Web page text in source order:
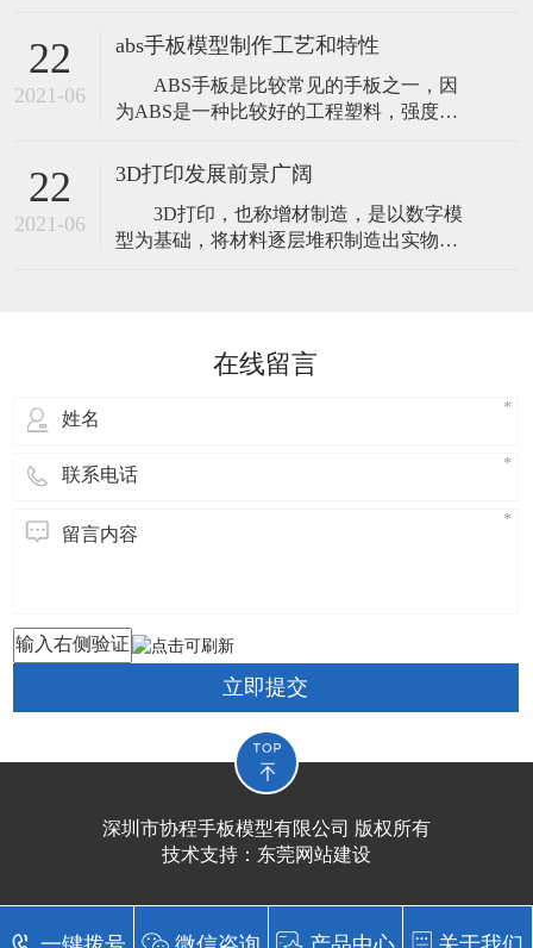
能度要求达到0.02mm公差时，加工设备以及
技术师傅等投入的人力物力成本相对也会
高许多； 2、零件结构（复杂程度以及
尺寸大小）：产品整体尺寸很大那么所用
22
2021-06
abs手板模型制作工艺和特性
ABS手板是比较常见的手板之一，因
为ABS是一种比较好的工程塑料，强度能
试功能，打磨上色，打磨ABS材质的话，
也是比较容易的，abs材料还具有抗冲击
性，具有耐腐蚀性，能耐得了低温的抵
抗，而且表面光滑程度也是保证得到，一
22
2021-06
3D打印发展前景广阔
3D打印，也称增材制造，是以数字模
型为基础，将材料逐层堆积制造出实物的
件，3D打印机已广泛应用于诸多领域。
在线留言
立即提交
深圳市协程手板模型有限公司 版权所有
技术支持： 东莞网站建设​